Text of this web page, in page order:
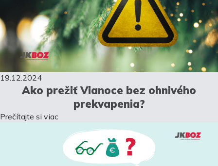
19.12.2024
Ako prežiť Vianoce bez ohnivého
prekvapenia?
Prečítajte si viac